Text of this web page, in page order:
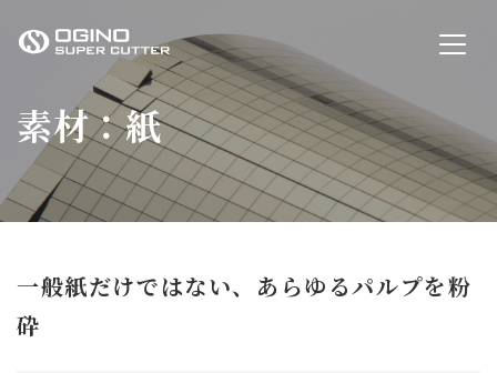
OGINO SUPER CUTTER
素材：紙
一般紙だけではない、あらゆるパルプを粉
砕